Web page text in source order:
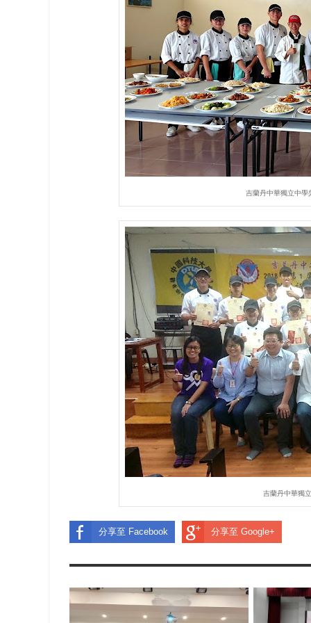
吉蘭丹中華獨立中
吉蘭丹中華獨
分享至 Facebook 分享至 Google+